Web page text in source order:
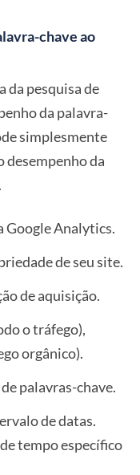
chave ao
da pesquisa de
da palavra-
simplesmente
desempenho da
Google Analytics.
de seu site.
de aquisição.
o tráfego),
orgânico).
palavras-chave.
de datas.
tempo específico